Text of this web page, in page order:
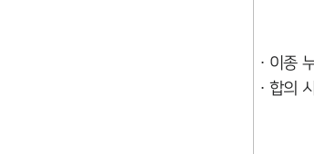
∙ 이종
∙ 합의